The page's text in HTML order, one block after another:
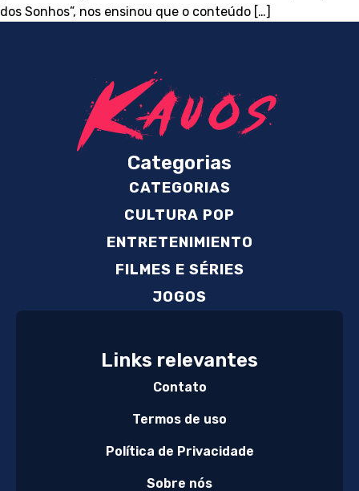
dos Sonhos”, nos ensinou que o conteúdo […]
Categorias
CATEGORIAS
CULTURA POP
ENTRETENIMIENTO
FILMES E SÉRIES
JOGOS
Links relevantes
Contato
Termos de uso
Política de Privacidade
Sobre nós